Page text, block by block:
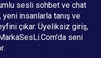
sesli sohbet ve chat
yeni insanlarla tanış ve
çıkar. Üyeliksiz giriş,
seni